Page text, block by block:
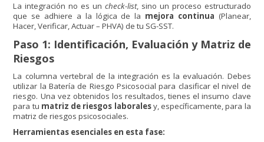
La integración no es un check-list, sino un proceso estructurado
que se adhiere a la lógica de la mejora continua (Planear,
Hacer, Verificar, Actuar – PHVA) de tu SG-SST.
Paso 1: Identificación, Evaluación y Matriz de
Riesgos
La columna vertebral de la integración es la evaluación. Debes
utilizar la Batería de Riesgo Psicosocial para clasificar el nivel de
riesgo. Una vez obtenidos los resultados, tienes el insumo clave
para tu matriz de riesgos laboralesy, específicamente, para la
matriz de riesgos psicosociales.
Herramientas esenciales en esta fase: